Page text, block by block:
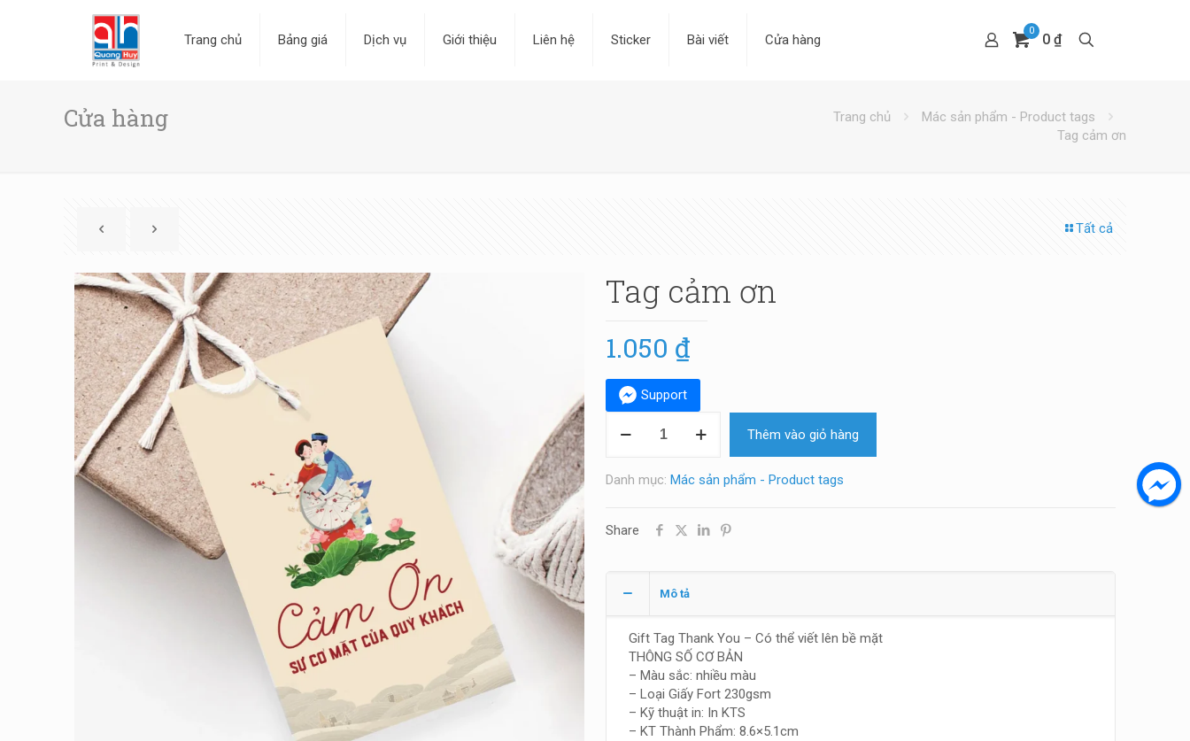
Trang chủ Bảng giá Dịch vụ Giới thiệu Liên hệ Sticker Bài viết Cửa hàng
0
0 ₫
Cửa hàng Trang chủ
Mác sản phẩm - Product tags
Tag cảm ơn
Tất cả
Tag cảm ơn
1.050 ₫
Support
cảm
số
Thêm vào giỏ hàng
Danh mục: Mác sản phẩm - Product tags
Share
Mô tả
Gift Tag Thank You – Có thể viết lên bề mặt
THÔNG SỐ CƠ BẢN
– Màu sắc: nhiều màu
– Loại Giấy Fort 230gsm
– Kỹ thuật in: In KTS
– KT Thành Phẩm: 8.6×5.1cm